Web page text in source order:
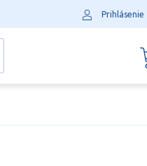
Prihlásenie